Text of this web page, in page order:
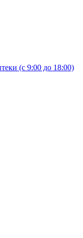
(с 9:00 до 18:00)